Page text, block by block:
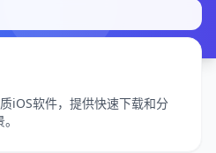
iOS软件，提供快速下载和分